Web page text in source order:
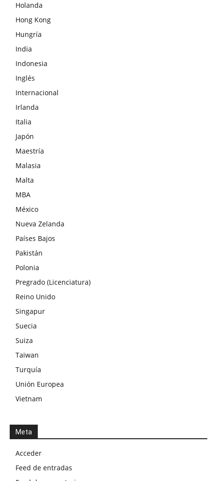
Holanda
Hong Kong
Hungría
India
Indonesia
Inglés
Internacional
Irlanda
Italia
Japón
Maestría
Malasia
Malta
MBA
México
Nueva Zelanda
Países Bajos
Pakistán
Polonia
Pregrado (Licenciatura)
Reino Unido
Singapur
Suecia
Suiza
Taiwan
Turquía
Unión Europea
Vietnam
Meta
Acceder
Feed de entradas